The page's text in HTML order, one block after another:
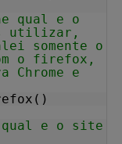
qual e o
utilizar,
somente o
o firefox,
Chrome e
e o site